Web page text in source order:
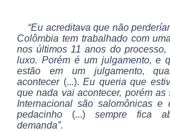
“Eu acreditava que não
Colômbia tem trabalhado com
nos últimos 11 anos do
luxo. Porém é um julgamento, e
estão em um julgamento,
acontecer (...).Eu queria que
que nada vai acontecer, porém as
Internacional são salomônicas
pedacinho (...) sempre fica
demanda”.